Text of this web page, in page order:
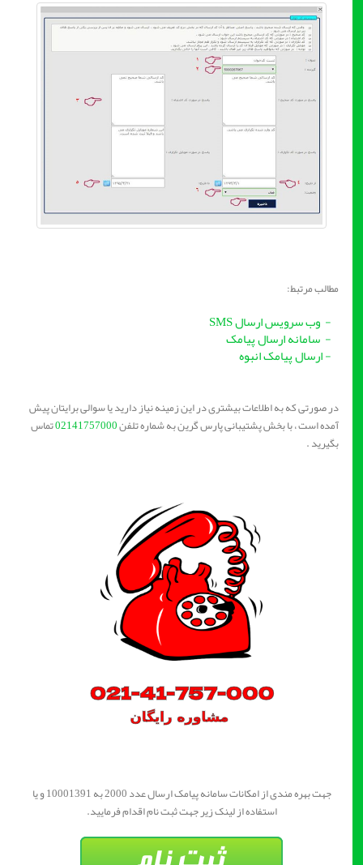
مطالب مرتبط:
- وب سرویس ارسال SMS
- سامانه ارسال پیامک
- ارسال پیامک انبوه
در صورتی که به اطلاعات بیشتری در این زمینه نیاز دارید یا سوالی برایتان پیش
آمده است ، با بخش پشتیبانی پارس گرین به شماره تلفن02141757000تماس
بگیرید .
جهت بهره مندی از امکانات سامانه پیامک ارسال عدد 2000 به 10001391 و یا
استفاده از لینک زیر جهت ثبت نام اقدام فرمایید.